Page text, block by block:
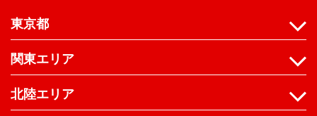
東京都
関東エリア
北陸エリア